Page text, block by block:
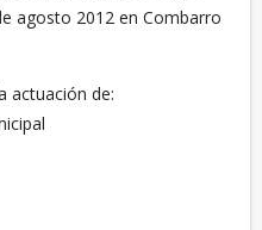
agosto 2012 en Combarro
actuación de: